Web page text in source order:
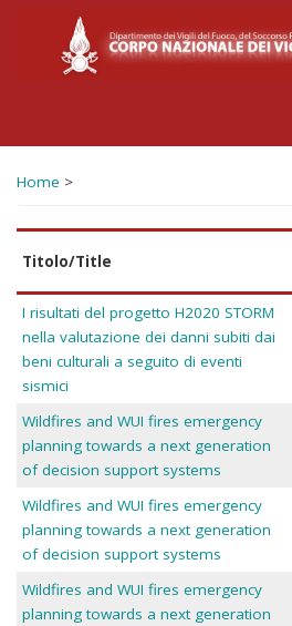
contenuto
Home >
Titolo/Title
I risultati del progetto H2020 STORM
nella valutazione dei danni subiti dai
beni culturali a seguito di eventi
sismici
Wildfires and WUI fires emergency
planning towards a next generation
of decision support systems
Wildfires and WUI fires emergency
planning towards a next generation
of decision support systems
Wildfires and WUI fires emergency
planning towards a next generation